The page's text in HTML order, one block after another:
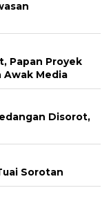
Papan Proyek
Awak Media
Disorot,
Sorotan